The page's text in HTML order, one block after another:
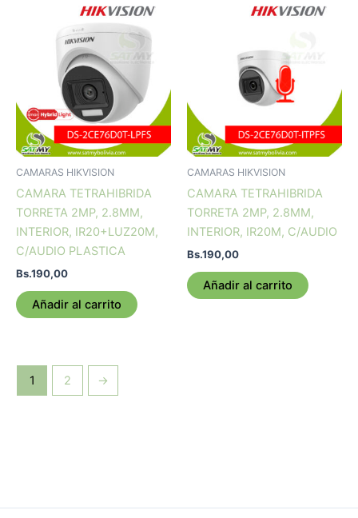
CAMARAS HIKVISION
CAMARA TETRAHIBRIDA
TORRETA 2MP, 2.8MM,
INTERIOR, IR20+LUZ20M,
C/AUDIO PLASTICA
Bs.190,00
Añadir al carrito
CAMARAS HIKVISION
CAMARA TETRAHIBRIDA
TORRETA 2MP, 2.8MM,
INTERIOR, IR20M, C/AUDIO
Bs.190,00
Añadir al carrito
1 2 →